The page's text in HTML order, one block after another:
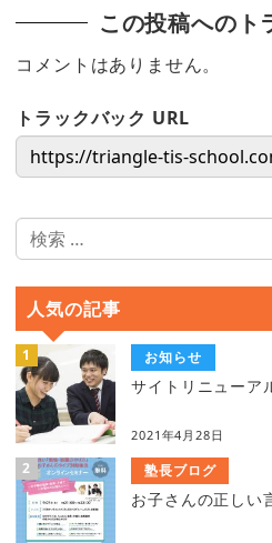
この投稿へのト
コメントはありません。
トラックバック URL
検
索
人気の記事
お知らせ
サイトリニューア
2021年4月28日
塾長ブログ
お子さんの正しい